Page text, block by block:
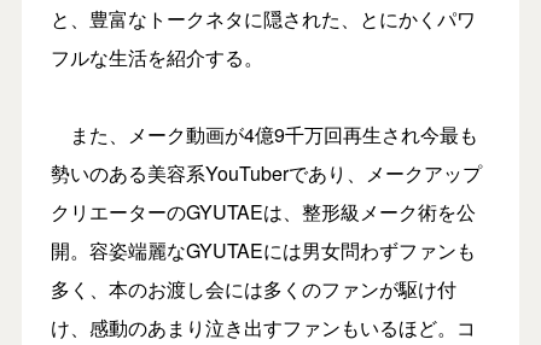
と、豊富なトークネタに隠された、とにかくパワ
フルな生活を紹介する。
また、メーク動画が4億9千万回再生され今最も
勢いのある美容系YouTuberであり、メークアップ
クリエーターのGYUTAEは、整形級メーク術を公
開。容姿端麗なGYUTAEには男女問わずファンも
多く、本のお渡し会には多くのファンが駆け付
け、感動のあまり泣き出すファンもいるほど。コ